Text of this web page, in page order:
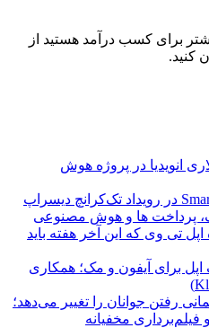
برای کسب درآمد هستید از
کنید.
میلیارد دلاری انویدیا در پروژه هوش
رونمایی از استیج Smart Money در رویداد تک‌کرانچ دیسراپ
تی وی که این آخر هفته باید
برای آیفون و مک؛ همکاری
رفتن جوانان را تغییر می‌دهد؛